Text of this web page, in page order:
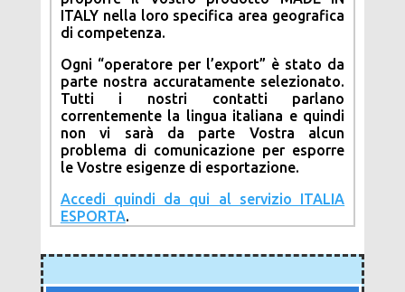
ITALY nella loro specifica area geografica
di competenza.
Ogni “operatore per l’export” è stato da
parte nostra accuratamente selezionato.
Tutti i nostri contatti parlano
correntemente la lingua italiana e quindi
non vi sarà da parte Vostra alcun
problema di comunicazione per esporre
le Vostre esigenze di esportazione.
Accedi quindi da qui al servizio ITALIA
ESPORTA.